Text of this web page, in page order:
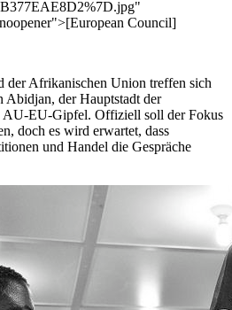
Council]
der Afrikanischen Union treffen sich
Abidjan, der Hauptstadt der
AU-EU-Gipfel. Offiziell soll der Fokus
doch es wird erwartet, dass
und Handel die Gespräche